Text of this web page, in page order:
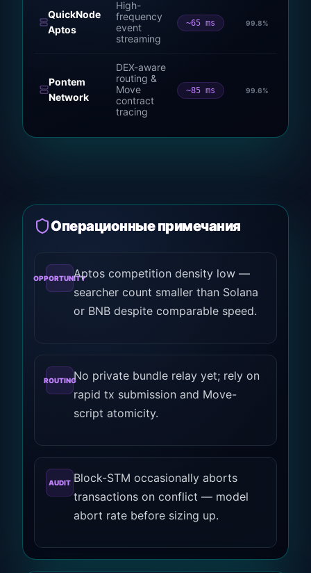
QuickNode
Aptos
High-
frequency
event
streaming
~65 ms 99.8%
Pontem
Network
DEX-aware
routing &
Move
contract
tracing
~85 ms 99.6%
Операционные примечания
OPPORTUNITYAptos competition density low —
searcher count smaller than Solana
or BNB despite comparable speed.
ROUTINGNo private bundle relay yet; rely on
rapid tx submission and Move-
script atomicity.
AUDIT Block-STM occasionally aborts
transactions on conflict — model
abort rate before sizing up.